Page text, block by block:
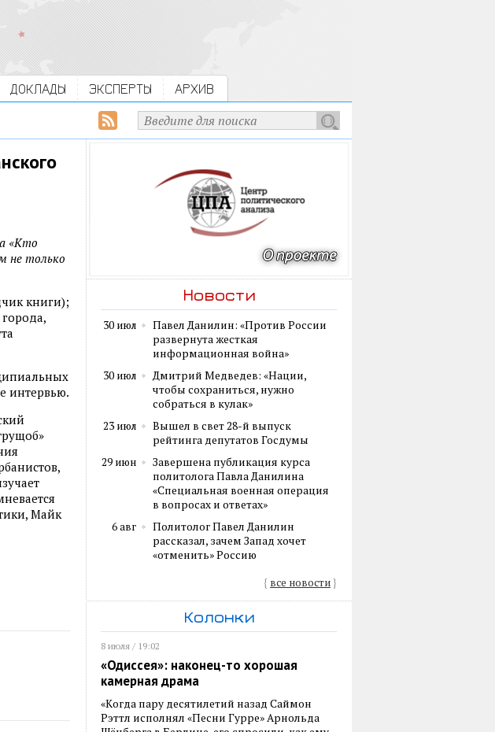
ДОКЛАДЫ ЭКСПЕРТЫ АРХИВ
«Кто
не только
книги);
интервью.
Майк
Новости
30 июл
Павел Данилин: «Против России
развернута жесткая
информационная война»
30 июл
Дмитрий Медведев: «Нации,
чтобы сохраниться, нужно
собраться в кулак»
23 июл
Вышел в свет 28-й выпуск
рейтинга депутатов Госдумы
29 июн
Завершена публикация курса
политолога Павла Данилина
«Специальная военная операция
в вопросах и ответах»
6 авг
Политолог Павел Данилин
рассказал, зачем Запад хочет
«отменить» Россию
{ все новости}
Колонки
8 июля / 19:02
«Одиссея»: наконец-то хорошая
камерная драма
«Когда пару десятилетий назад Саймон
Рэттл исполнял «Песни Гурре» Арнольда